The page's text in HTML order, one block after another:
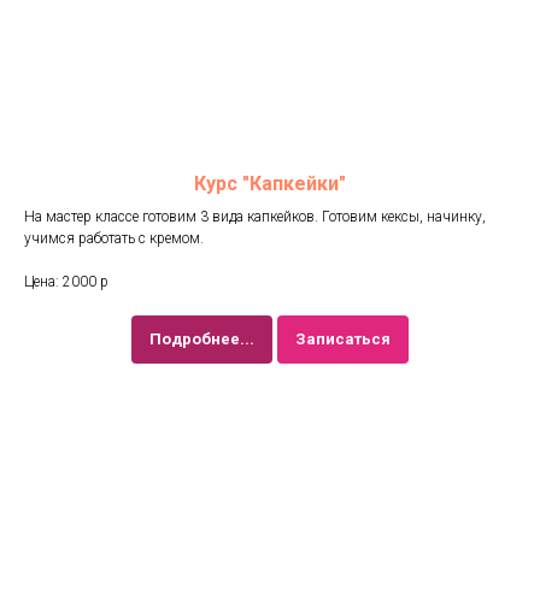
Курс "Капкейки"
На мастер классе готовим 3 вида капкейков. Готовим кексы, начинку,
учимся работать с кремом.
Цена: 2000 р
Подробнее... Записаться